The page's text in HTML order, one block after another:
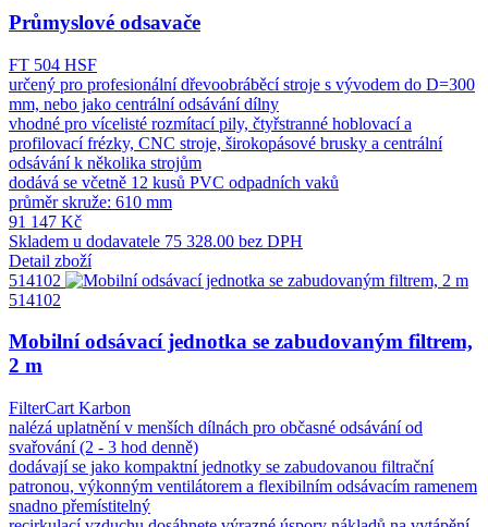
Průmyslové odsavače
FT 504 HSF
určený pro profesionální dřevoobráběcí stroje s vývodem do D=300
mm, nebo jako centrální odsávání dílny
vhodné pro vícelisté rozmítací pily, čtyřstranné hoblovací a
profilovací frézky, CNC stroje, širokopásové brusky a centrální
odsávání k několika strojům
dodává se včetně 12 kusů PVC odpadních vaků
průměr skruže: 610 mm
91 147 Kč
Skladem u dodavatele 75 328.00 bez DPH
Detail zboží
514102
514102
Mobilní odsávací jednotka se zabudovaným filtrem,
2 m
FilterCart Karbon
nalézá uplatnění v menších dílnách pro občasné odsávání od
svařování (2 - 3 hod denně)
dodávají se jako kompaktní jednotky se zabudovanou filtrační
patronou, výkonným ventilátorem a flexibilním odsávacím ramenem
snadno přemístitelný